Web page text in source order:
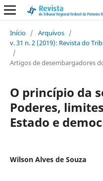
Início / Arquivos /
v. 31 n. 2 (2019): Revista do
/
Artigos de desembargadores
O princípio da
Poderes,
Estado e
Wilson Alves de Souza